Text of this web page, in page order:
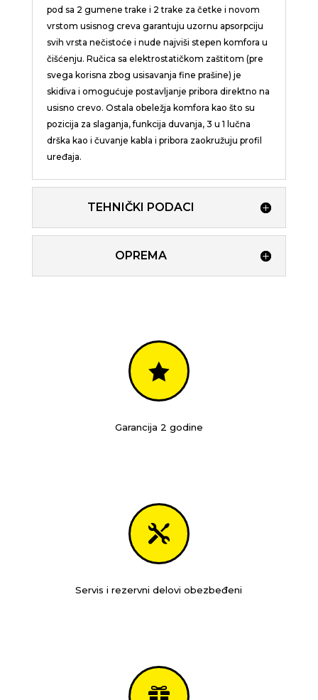
pod sa 2 gumene trake i 2 trake za četke i novom
vrstom usisnog creva garantuju uzornu apsorpciju
svih vrsta nečistoće i nude najviši stepen komfora u
čišćenju. Ručica sa elektrostatičkom zaštitom (pre
svega korisna zbog usisavanja fine prašine) je
skidiva i omogućuje postavljanje pribora direktno na
usisno crevo. Ostala obeležja komfora kao što su
pozicija za slaganja, funkcija duvanja, 3 u 1 lučna
drška kao i čuvanje kabla i pribora zaokružuju profil
uređaja.
TEHNIČKI PODACI
OPREMA

Garancija 2 godine

Servis i rezervni delovi obezbeđeni